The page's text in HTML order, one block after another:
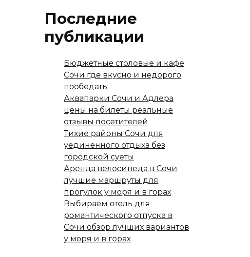
Последние
публикации
Бюджетные столовые и кафе
Сочи где вкусно и недорого
пообедать
Аквапарки Сочи и Адлера
цены на билеты реальные
отзывы посетителей
Тихие районы Сочи для
уединенного отдыха без
городской суеты
Аренда велосипеда в Сочи
лучшие маршруты для
прогулок у моря и в горах
Выбираем отель для
романтического отпуска в
Сочи обзор лучших вариантов
у моря и в горах